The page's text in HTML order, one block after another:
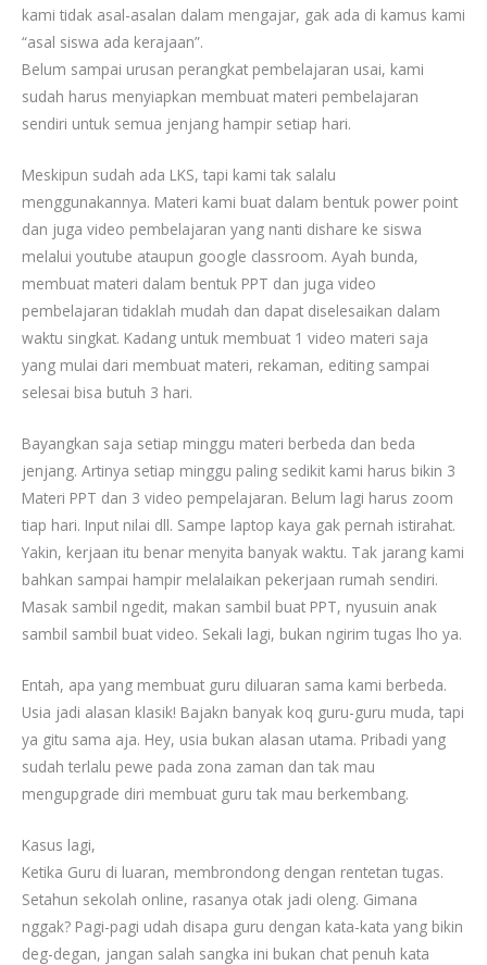
kami tidak asal-asalan dalam mengajar, gak ada di kamus kami
“asal siswa ada kerajaan”.
Belum sampai urusan perangkat pembelajaran usai, kami
sudah harus menyiapkan membuat materi pembelajaran
sendiri untuk semua jenjang hampir setiap hari.
Meskipun sudah ada LKS, tapi kami tak salalu
menggunakannya. Materi kami buat dalam bentuk power point
dan juga video pembelajaran yang nanti dishare ke siswa
melalui youtube ataupun google classroom. Ayah bunda,
membuat materi dalam bentuk PPT dan juga video
pembelajaran tidaklah mudah dan dapat diselesaikan dalam
waktu singkat. Kadang untuk membuat 1 video materi saja
yang mulai dari membuat materi, rekaman, editing sampai
selesai bisa butuh 3 hari.
Bayangkan saja setiap minggu materi berbeda dan beda
jenjang. Artinya setiap minggu paling sedikit kami harus bikin 3
Materi PPT dan 3 video pempelajaran. Belum lagi harus zoom
tiap hari. Input nilai dll. Sampe laptop kaya gak pernah istirahat.
Yakin, kerjaan itu benar menyita banyak waktu. Tak jarang kami
bahkan sampai hampir melalaikan pekerjaan rumah sendiri.
Masak sambil ngedit, makan sambil buat PPT, nyusuin anak
sambil sambil buat video. Sekali lagi, bukan ngirim tugas lho ya.
Entah, apa yang membuat guru diluaran sama kami berbeda.
Usia jadi alasan klasik! Bajakn banyak koq guru-guru muda, tapi
ya gitu sama aja. Hey, usia bukan alasan utama. Pribadi yang
sudah terlalu pewe pada zona zaman dan tak mau
mengupgrade diri membuat guru tak mau berkembang.
Kasus lagi,
Ketika Guru di luaran, membrondong dengan rentetan tugas.
Setahun sekolah online, rasanya otak jadi oleng. Gimana
nggak? Pagi-pagi udah disapa guru dengan kata-kata yang bikin
deg-degan, jangan salah sangka ini bukan chat penuh kata